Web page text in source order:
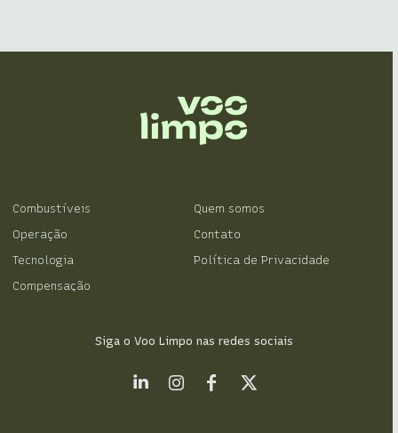
Combustíveis
Operação
Tecnologia
Compensação
Quem somos
Contato
Política de Privacidade
Siga o Voo Limpo nas redes sociais